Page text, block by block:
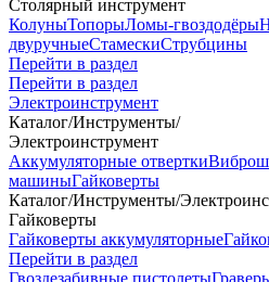
Столярный инструмент
КолуныТопорыЛомы-гвоздодёры
двуручныеСтамескиСтрубцины
Перейти в раздел
Перейти в раздел
Электроинструмент
Каталог/Инструменты/
Электроинструмент
Аккумуляторные отвертки
машиныГайковерты
Каталог/Инструменты/
Гайковерты
Гайковерты аккумуляторные
Перейти в раздел
Гвоздезабивные пистолеты